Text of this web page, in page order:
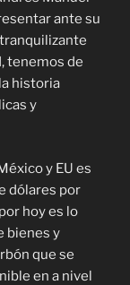
ante su
tenemos de
historia
y
y EU es
dólares por
hoy es lo
bienes y
que se
en a nivel